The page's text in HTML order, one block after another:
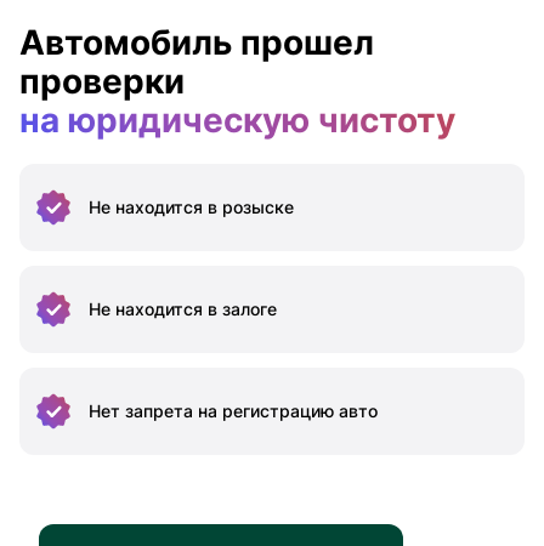
Автомобиль прошел
проверки
на юридическую чистоту
Не находится в розыске
Не находится в залоге
Нет запрета на регистрацию авто